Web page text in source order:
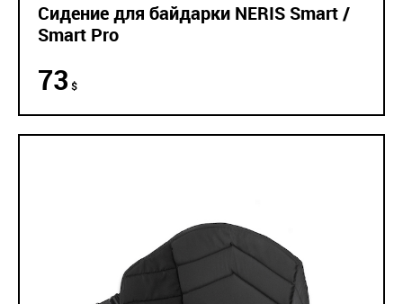
Сидение для байдарки NERIS Smart /
Smart Pro
73 $